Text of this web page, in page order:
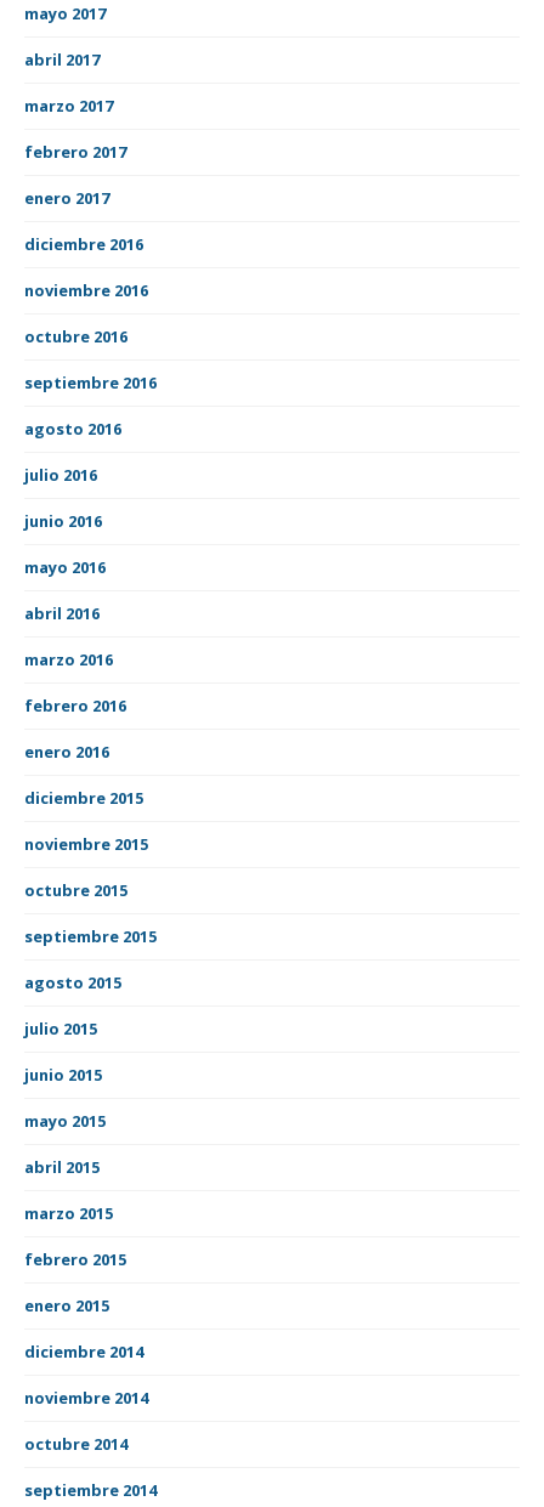
mayo 2017
abril 2017
marzo 2017
febrero 2017
enero 2017
diciembre 2016
noviembre 2016
octubre 2016
septiembre 2016
agosto 2016
julio 2016
junio 2016
mayo 2016
abril 2016
marzo 2016
febrero 2016
enero 2016
diciembre 2015
noviembre 2015
octubre 2015
septiembre 2015
agosto 2015
julio 2015
junio 2015
mayo 2015
abril 2015
marzo 2015
febrero 2015
enero 2015
diciembre 2014
noviembre 2014
octubre 2014
septiembre 2014